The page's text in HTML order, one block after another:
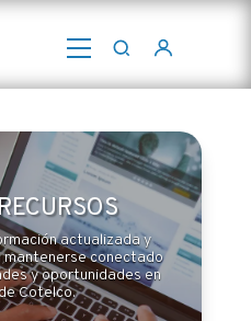
Abrir
actualizada y
mantenerse conectado
y oportunidades en
Cotelco.